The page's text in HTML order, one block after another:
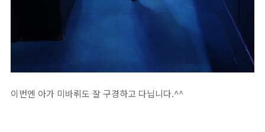
이번엔 아가 미바뤼도 잘 구경하고 다닙니다.^^